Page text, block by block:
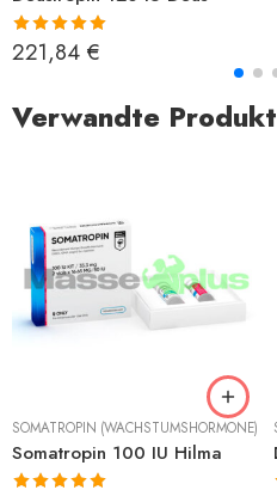
Bewertet mit
5.00von 5
221,84 €
Verwandte
SOMATROPIN (WACHSTUMSHORMONE)
Somatropin 100 IU Hilma